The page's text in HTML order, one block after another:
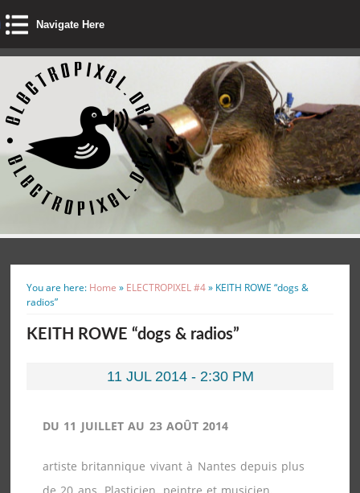
Navigate Here
You are here: Home » ELECTROPIXEL #4» KEITH ROWE “dogs &
radios”
KEITH ROWE “dogs & radios”
11 JUL 2014 - 2:30 PM
DU 11 JUILLET AU 23 AOÛT 2014
artiste britannique vivant à Nantes depuis plus